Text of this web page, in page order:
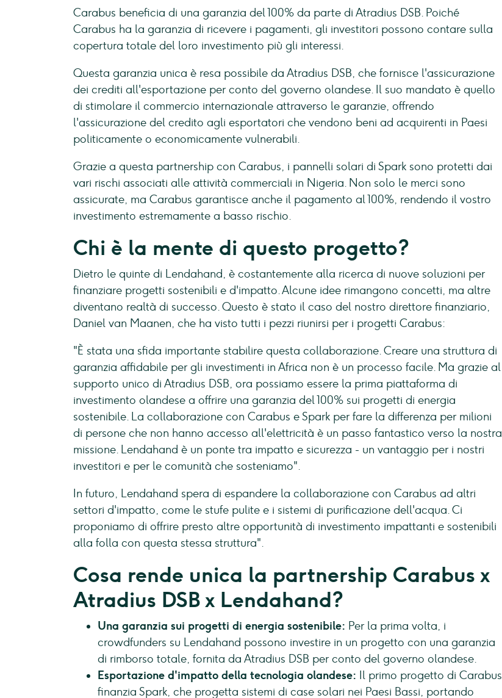
Carabus beneficia di una garanzia del 100% da parte di Atradius DSB. Poiché
Carabus ha la garanzia di ricevere i pagamenti, gli investitori possono contare sulla
copertura totale del loro investimento più gli interessi.
Questa garanzia unica è resa possibile da Atradius DSB, che fornisce l'assicurazione
dei crediti all'esportazione per conto del governo olandese. Il suo mandato è quello
di stimolare il commercio internazionale attraverso le garanzie, offrendo
l'assicurazione del credito agli esportatori che vendono beni ad acquirenti in Paesi
politicamente o economicamente vulnerabili.
Grazie a questa partnership con Carabus, i pannelli solari di Spark sono protetti dai
vari rischi associati alle attività commerciali in Nigeria. Non solo le merci sono
assicurate, ma Carabus garantisce anche il pagamento al 100%, rendendo il vostro
investimento estremamente a basso rischio.
Chi è la mente di questo progetto?
Dietro le quinte di Lendahand, è costantemente alla ricerca di nuove soluzioni per
finanziare progetti sostenibili e d'impatto. Alcune idee rimangono concetti, ma altre
diventano realtà di successo. Questo è stato il caso del nostro direttore finanziario,
Daniel van Maanen, che ha visto tutti i pezzi riunirsi per i progetti Carabus:
"È stata una sfida importante stabilire questa collaborazione. Creare una struttura di
garanzia affidabile per gli investimenti in Africa non è un processo facile. Ma grazie al
supporto unico di Atradius DSB, ora possiamo essere la prima piattaforma di
investimento olandese a offrire una garanzia del 100% sui progetti di energia
sostenibile. La collaborazione con Carabus e Spark per fare la differenza per milioni
di persone che non hanno accesso all'elettricità è un passo fantastico verso la nostra
missione. Lendahand è un ponte tra impatto e sicurezza - un vantaggio per i nostri
investitori e per le comunità che sosteniamo".
In futuro, Lendahand spera di espandere la collaborazione con Carabus ad altri
settori d'impatto, come le stufe pulite e i sistemi di purificazione dell'acqua. Ci
proponiamo di offrire presto altre opportunità di investimento impattanti e sostenibili
alla folla con questa stessa struttura".
Cosa rende unica la partnership Carabus x
Atradius DSB x Lendahand?
Una garanzia sui progetti di energia sostenibile: Per la prima volta, i
crowdfunders su Lendahand possono investire in un progetto con una garanzia
di rimborso totale, fornita da Atradius DSB per conto del governo olandese.
Esportazione d'impatto della tecnologia olandese: Il primo progetto di Carabus
finanzia Spark, che progetta sistemi di case solari nei Paesi Bassi, portando